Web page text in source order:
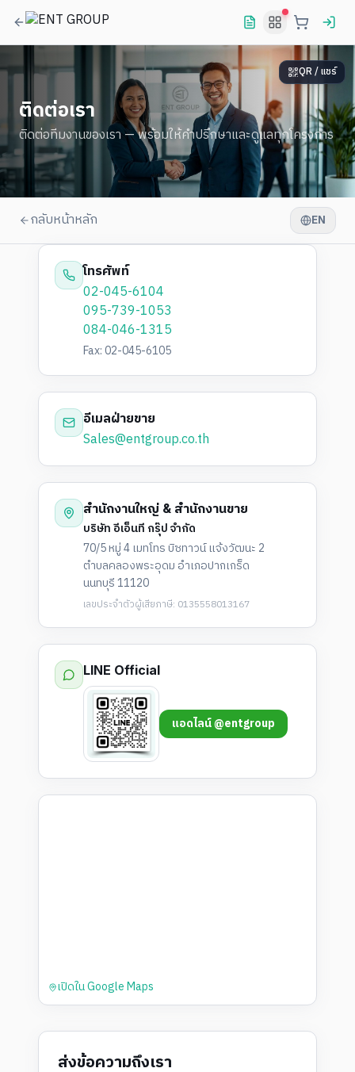
ติดต่อเรา
ติดต่อทีมงานของเรา — พร้อมให้คำปรึกษาและดูแลทุกโครงการ
กลับหน้าหลัก EN
โทรศัพท์
02-045-6104
095-739-1053
084-046-1315
Fax: 02-045-6105
อีเมลฝ่ายขาย
Sales@entgroup.co.th
สำนักงานใหญ่ & สำนักงานขาย
บริษัท อีเอ็นที กรุ๊ป จำกัด
70/5 หมู่ 4 เมทโทร บิซทาวน์ แจ้งวัฒนะ 2
ตำบลคลองพระอุดม อำเภอปากเกร็ด
นนทบุรี 11120
เลขประจำตัวผู้เสียภาษี: 0135558013167
LINE Official
แอดไลน์ @entgroup
เปิดใน Google Maps
ส่งข้อความถึงเรา
QR / แชร์